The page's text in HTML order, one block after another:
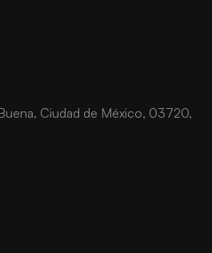
Ciudad de México, 03720,